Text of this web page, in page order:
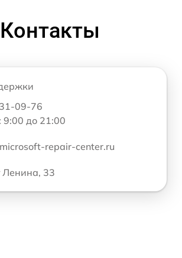
Контакты
09-76
9:00 до 21:00
repair-center.ru
Ленина, 33